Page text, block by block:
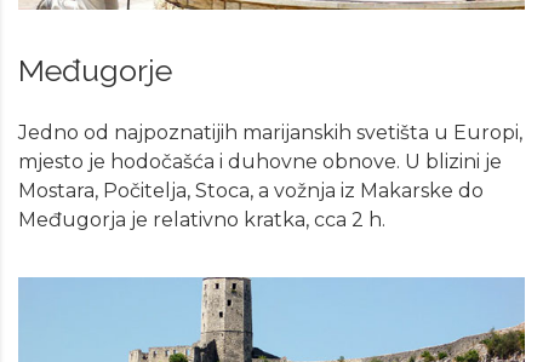
Međugorje
Jedno od najpoznatijih marijanskih svetišta u Europi,
mjesto je hodočašća i duhovne obnove. U blizini je
Mostara, Počitelja, Stoca, a vožnja iz Makarske do
Međugorja je relativno kratka, cca 2 h.